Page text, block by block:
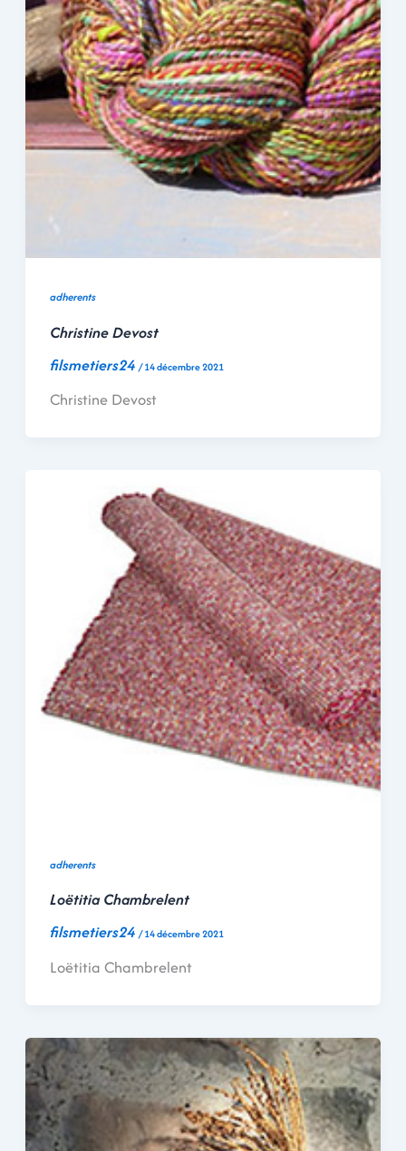
adherents
Christine Devost
filsmetiers24 /14 décembre 2021
Christine Devost
adherents
Loëtitia Chambrelent
filsmetiers24/14 décembre 2021
Loëtitia Chambrelent